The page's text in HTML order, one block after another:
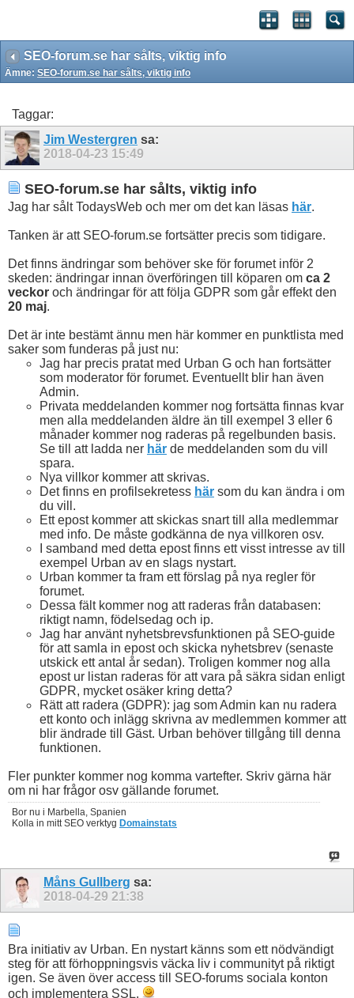
SEO-forum.se har sålts, viktig info
Ämne: SEO-forum.se har sålts, viktig info
Taggar:
Jim Westergren sa:
2018-04-23 15:49
SEO-forum.se har sålts, viktig info
Jag har sålt TodaysWeb och mer om det kan läsas här.
Tanken är att SEO-forum.se fortsätter precis som tidigare.
Det finns ändringar som behöver ske för forumet inför 2
skeden: ändringar innan överföringen till köparen om ca 2
veckor och ändringar för att följa GDPR som går effekt den
20 maj.
Det är inte bestämt ännu men här kommer en punktlista med
saker som funderas på just nu:
Jag har precis pratat med Urban G och han fortsätter
som moderator för forumet. Eventuellt blir han även
Admin.
Privata meddelanden kommer nog fortsätta finnas kvar
men alla meddelanden äldre än till exempel 3 eller 6
månader kommer nog raderas på regelbunden basis.
Se till att ladda ner här de meddelanden som du vill
spara.
Nya villkor kommer att skrivas.
Det finns en profilsekretess här som du kan ändra i om
du vill.
Ett epost kommer att skickas snart till alla medlemmar
med info. De måste godkänna de nya villkoren osv.
I samband med detta epost finns ett visst intresse av till
exempel Urban av en slags nystart.
Urban kommer ta fram ett förslag på nya regler för
forumet.
Dessa fält kommer nog att raderas från databasen:
riktigt namn, födelsedag och ip.
Jag har använt nyhetsbrevsfunktionen på SEO-guide
för att samla in epost och skicka nyhetsbrev (senaste
utskick ett antal år sedan). Troligen kommer nog alla
epost ur listan raderas för att vara på säkra sidan enligt
GDPR, mycket osäker kring detta?
Rätt att radera (GDPR): jag som Admin kan nu radera
ett konto och inlägg skrivna av medlemmen kommer att
blir ändrade till Gäst. Urban behöver tillgång till denna
funktionen.
Fler punkter kommer nog komma vartefter. Skriv gärna här
om ni har frågor osv gällande forumet.
Bor nu i Marbella, Spanien
Kolla in mitt SEO verktyg Domainstats
Måns Gullberg sa:
2018-04-29 21:38
Bra initiativ av Urban. En nystart känns som ett nödvändigt
steg för att förhoppningsvis väcka liv i communityt på riktigt
igen. Se även över access till SEO-forums sociala konton
och implementera SSL.